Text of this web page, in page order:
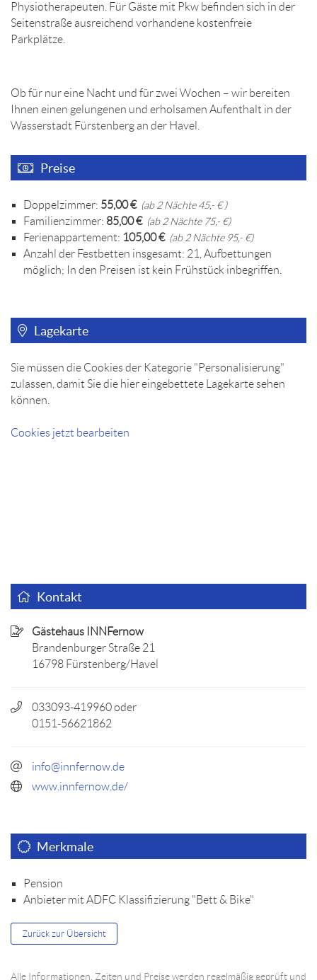
Physiotherapeuten. Für Gäste mit Pkw befinden sich in der
Seitenstraße ausreichend vorhandene kostenfreie
Parkplätze.
Ob für nur eine Nacht und für zwei Wochen – wir bereiten
Ihnen einen gelungenen und erholsamen Aufenthalt in der
Wasserstadt Fürstenberg an der Havel.
Preise
Doppelzimmer: 55,00 €(ab 2 Nächte 45,- € )
Familienzimmer: 85,00 €(ab 2 Nächte 75,- €)
Ferienappartement: 105,00 €(ab 2 Nächte 95,- €)
Anzahl der Festbetten insgesamt: 21, Aufbettungen
möglich; In den Preisen ist kein Frühstück inbegriffen.
Lagekarte
Sie müssen die Cookies der Kategorie "Personalisierung"
zulassen, damit Sie die hier eingebettete Lagekarte sehen
können.
Cookies jetzt bearbeiten
Kontakt
Gästehaus INNFernow
Brandenburger Straße 21
16798 Fürstenberg/Havel
033093-419960 oder
0151-56621862
info@innfernow.de
www.innfernow.de/
Merkmale
Pension
Anbieter mit ADFC Klassifizierung "Bett & Bike"
Zurück zur Übersicht
Alle Informationen, Zeiten und Preise werden regelmäßig geprüft und